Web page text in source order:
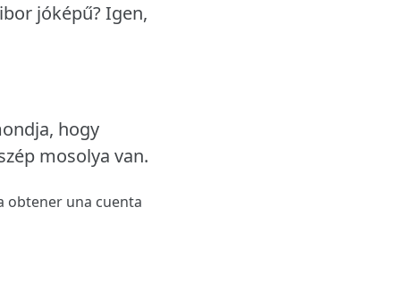
jóképű?Igen,
hogy
mosolya van.
obtener una cuenta